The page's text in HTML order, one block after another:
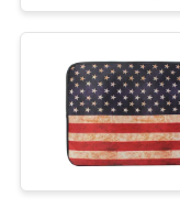
EXCURSÃO
FÁBRICA
CONTROLE
EVA